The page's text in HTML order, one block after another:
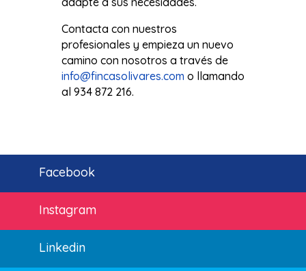
Contacta con nuestros
profesionales y empieza un nuevo
camino con nosotros a través de
info@fincasolivares.com o llamando
al 934 872 216.
Facebook
Instagram
Linkedin